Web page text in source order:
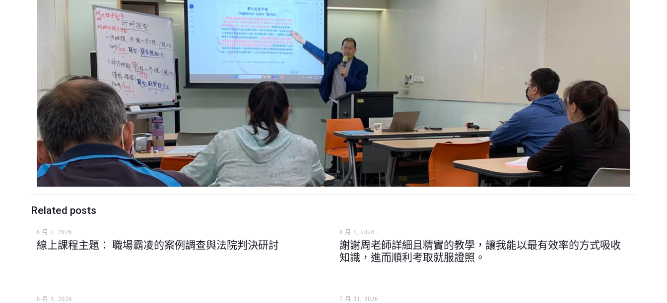
Related posts
8 月 2, 2026
線上課程主題： 職場霸凌的案例調查與法院判決研討
8 月 1, 2026
謝謝周老師詳細且精實的教學，讓我能以最有效率的方式吸收
知識，進而順利考取就服證照。
8 月 1, 2026 7 月 31, 2026